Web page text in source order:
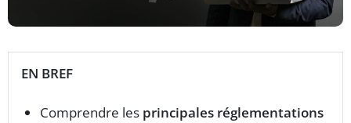
EN BREF
Comprendre les principales réglementations